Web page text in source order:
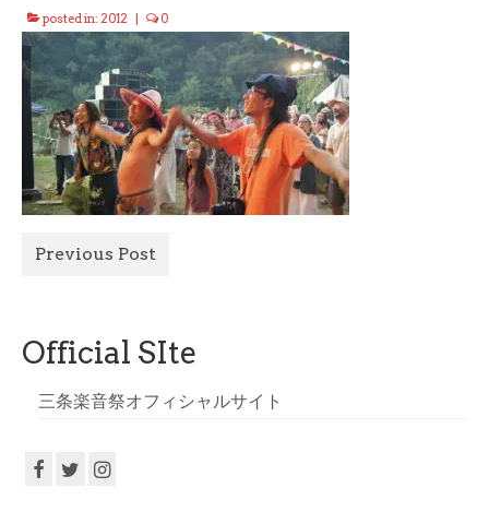
2016
All Photo
Official Site
posted in: 2012 0
Previous Post
Official SIte
三条楽音祭オフィシャルサイト